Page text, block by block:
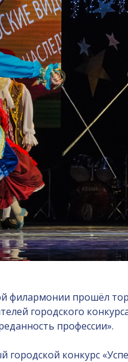
филармонии прошёл
городского
профессии».
городской конкурс